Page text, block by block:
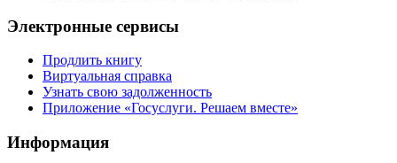
Электронные сервисы
Продлить книгу
Виртуальная справка
Узнать свою задолженность
Приложение «Госуслуги. Решаем вместе»
Информация